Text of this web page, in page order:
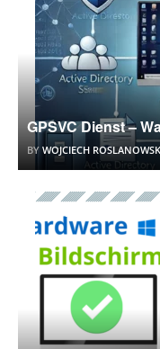
GPSVC Dienst –
BY WOJCIECH
WINDOWS 10 TUTORIAL